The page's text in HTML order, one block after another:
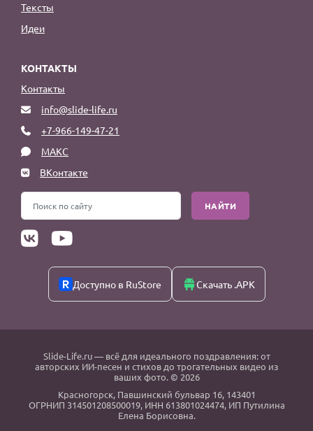
Тексты
Идеи
КОНТАКТЫ
Контакты
info@slide-life.ru
+7-966-149-47-21
МАКС
ВКонтакте
НАЙТИ
Доступно в RuStore Скачать .APK
Slide-Life.ru— всё для идеального поздравления: от
авторских ИИ-песен и стихов до трогательных видео из
ваших фото. © 2026
Красногорск, Павшинский бульвар 16, 143401
ОГРНИП 314501208500019, ИНН 613801024474, ИП Путилина
Елена Борисовна.